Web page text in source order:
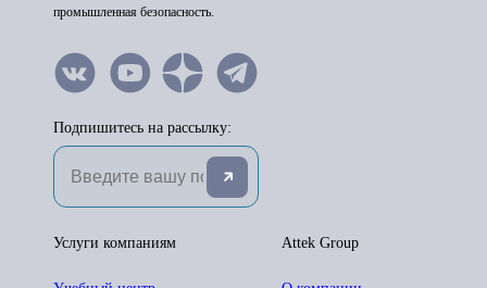
промышленная безопасность.
Подпишитесь на рассылку:
Attek Group
Услуги компаниям